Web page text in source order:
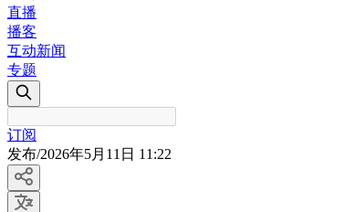
直播
播客
互动新闻
专题
订阅
发布/2026年5月11日 11:22